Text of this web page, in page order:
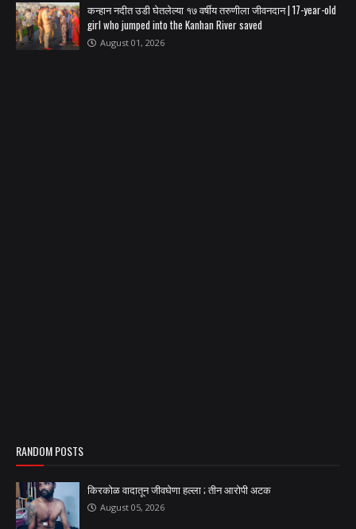
कन्हान नदीत उडी घेतलेल्या १७ वर्षीय तरुणीला जीवनदान | 17-year-old
girl who jumped into the Kanhan River saved
August 01, 2026
RANDOM POSTS
किरकोळ वादातून जीवघेणा हल्ला ; तीन आरोपी अटक
August 05, 2026